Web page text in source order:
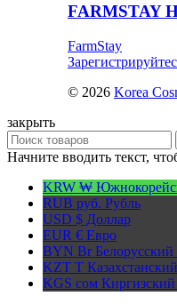
FARMSTAY
FarmStay
© 2026 Korea
закрыть
Начните вводить текст,
KRW ₩
RUB руб. Рубль
USD $ Доллар
EUR € Евро
BYN BrБелорусский
KZT T
KGS сом